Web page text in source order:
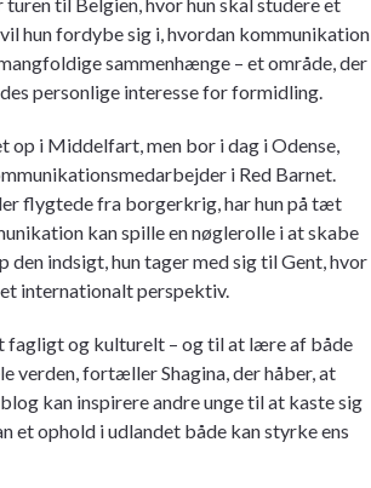
hun fordybe sig i, hvordan kommunikation
sammenhænge – et område, der
personlige interesse for formidling.
op i Middelfart, men bor i dag i Odense,
i Red Barnet.
flygtede fra borgerkrig, har hun på tæt
kan spille en nøglerolle i at skabe
indsigt, hun tager med sig til Gent, hvor
internationalt perspektiv.
og kulturelt – og til at lære af både
verden, fortæller Shagina, der håber, at
kan inspirere andre unge til at kaste sig
et ophold i udlandet både kan styrke ens